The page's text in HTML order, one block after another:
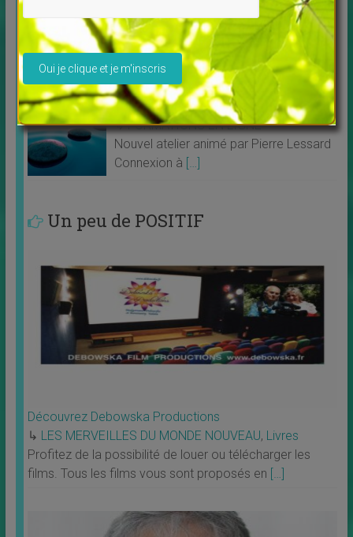
↳FORMATIONS EN LIGNE
MASTERCLASS 2023 “Libérez vos
Connexion à vos guides intérieurs
↳FORMATIONS EN LIGNE
Nouvel atelier animé par Pierre Lessard
Connexion à […]
Un peu de POSITIF
Découvrez Debowska Productions
↳ LES MERVEILLES DU MONDE NOUVEAU, Livres
Profitez de la possibilité de louer ou télécharger les
films. Tous les films vous sont proposés en […]
Veuillez laisser ce champ vide.